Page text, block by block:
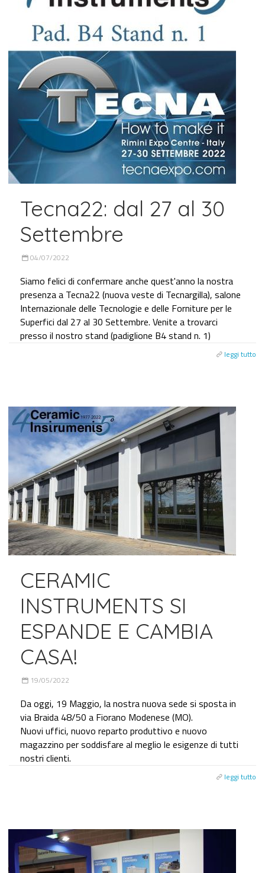
Tecna22: dal 27 al 30
Settembre
04/07/2022
Siamo felici di confermare anche quest'anno la nostra
presenza a Tecna22 (nuova veste di Tecnargilla), salone
Internazionale delle Tecnologie e delle Forniture per le
Superfici dal 27 al 30 Settembre. Venite a trovarci
presso il nostro stand (padiglione B4 stand n. 1)
leggi tutto
CERAMIC
INSTRUMENTS SI
ESPANDE E CAMBIA
CASA!
19/05/2022
Da oggi, 19 Maggio, la nostra nuova sede si sposta in
via Braida 48/50 a Fiorano Modenese (MO).
Nuovi uffici, nuovo reparto produttivo e nuovo
magazzino per soddisfare al meglio le esigenze di tutti
nostri clienti.
leggi tutto